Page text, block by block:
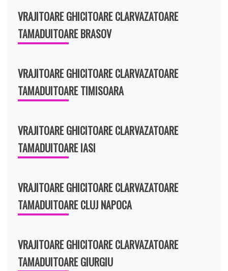
VRAJITOARE GHICITOARE CLARVAZATOARE
TAMADUITOARE BRASOV
VRAJITOARE GHICITOARE CLARVAZATOARE
TAMADUITOARE TIMISOARA
VRAJITOARE GHICITOARE CLARVAZATOARE
TAMADUITOARE IASI
VRAJITOARE GHICITOARE CLARVAZATOARE
TAMADUITOARE CLUJ NAPOCA
VRAJITOARE GHICITOARE CLARVAZATOARE
TAMADUITOARE GIURGIU